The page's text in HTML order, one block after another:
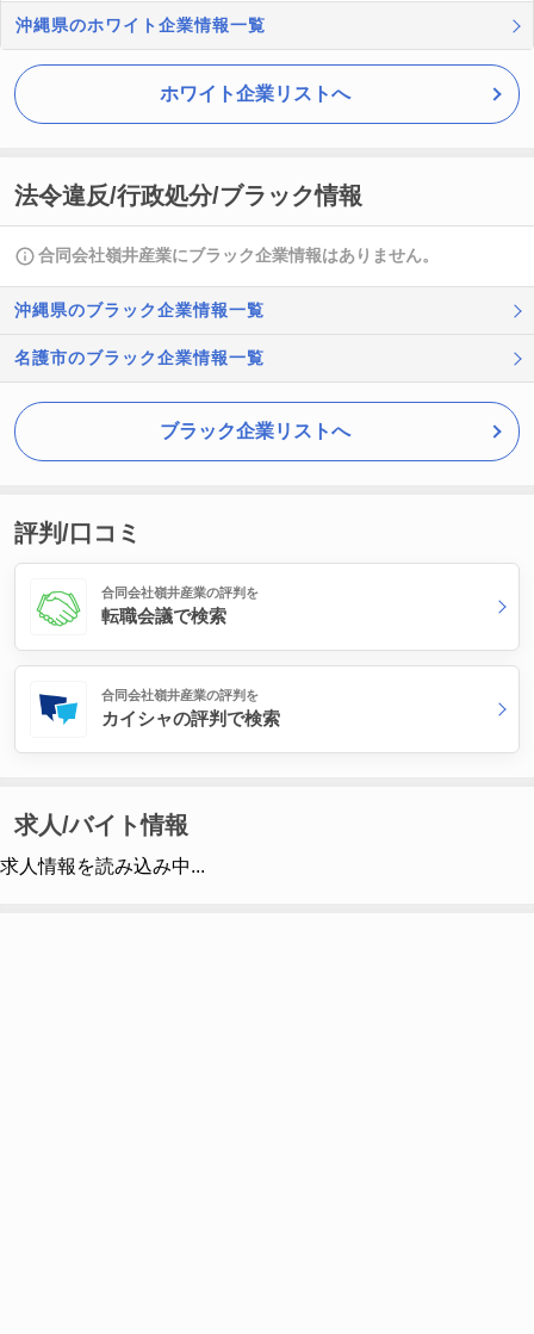
沖縄県のホワイト企業情報一覧
ホワイト企業リストへ
法令違反/行政処分/ブラック情報
合同会社嶺井産業にブラック企業情報はありません。
沖縄県のブラック企業情報一覧
名護市のブラック企業情報一覧
ブラック企業リストへ
評判/口コミ
合同会社嶺井産業の評判を
転職会議で検索
合同会社嶺井産業の評判を
カイシャの評判で検索
求人/バイト情報
求人情報を読み込み中...